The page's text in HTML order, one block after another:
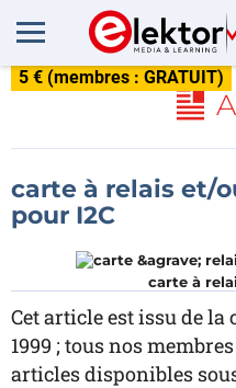
5 € (membres : GRATUIT)
carte à relais et/
pour I2C
carte à
Cet article est issu de
1999 ; tous nos
articles disponibles